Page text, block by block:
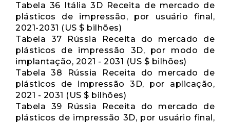
Tabela 36 Itália 3D Receita de mercado de
plásticos de impressão, por usuário final,
2021-2031 (US $ bilhões)
Tabela 37 Rússia Receita do mercado de
plásticos de impressão 3D, por modo de
implantação, 2021 - 2031 (US $ bilhões)
Tabela 38 Rússia Receita do mercado de
plásticos de impressão 3D, por aplicação,
2021 - 2031 (US $ bilhões)
Tabela 39 Rússia Receita do mercado de
plásticos de impressão 3D, por usuário final,